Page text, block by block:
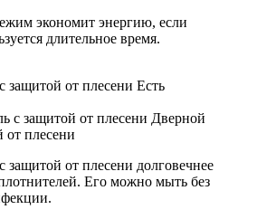
экономит энергию, если
длительное время.
защитой от плесени Есть
Дверной
от плесени
защитой от плесени долговечнее
Его можно мыть без